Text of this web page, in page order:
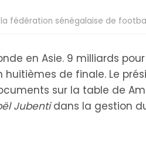
fédération sénégalaise de
en Asie. 9 milliards
de finale. Le
sur la table de
Jubentidans la gestion